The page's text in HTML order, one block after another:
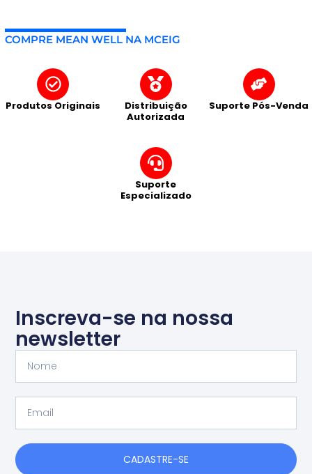
COMPRE MEAN WELL NA MCEIG
Produtos Originais
Distribuição
Autorizada
Suporte Pós-Venda
Suporte
Especializado
Inscreva-se na nossa
newsletter
CADASTRE-SE